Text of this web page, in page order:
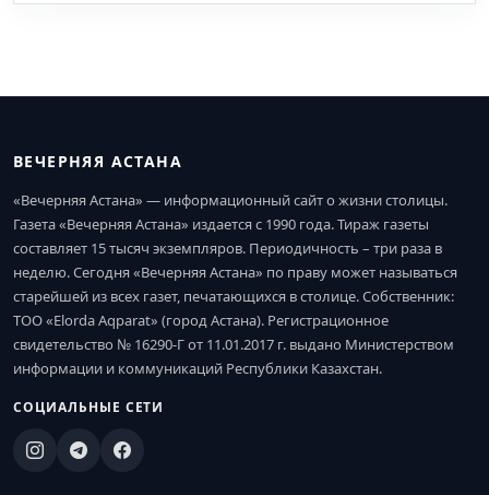
ВЕЧЕРНЯЯ АСТАНА
«Вечерняя Астана» — информационный сайт о жизни столицы.
Газета «Вечерняя Астана» издается с 1990 года. Тираж газеты
составляет 15 тысяч экземпляров. Периодичность – три раза в
неделю. Сегодня «Вечерняя Астана» по праву может называться
старейшей из всех газет, печатающихся в столице. Собственник:
ТОО «Elorda Aqparat» (город Астана). Регистрационное
свидетельство № 16290-Г от 11.01.2017 г. выдано Министерством
информации и коммуникаций Республики Казахстан.
СОЦИАЛЬНЫЕ СЕТИ